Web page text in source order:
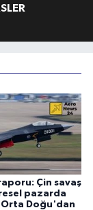
Çin savaş
pazarda
Doğu'dan